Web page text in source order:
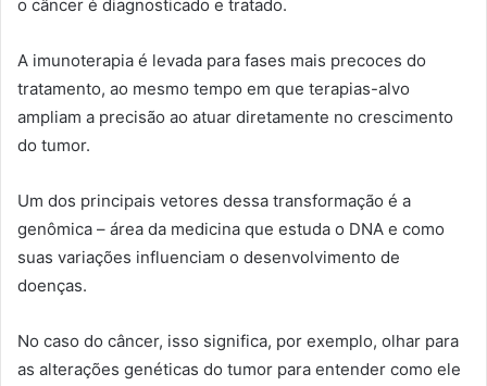
o câncer é diagnosticado e tratado.
A imunoterapia é levada para fases mais precoces do
tratamento, ao mesmo tempo em que terapias-alvo
ampliam a precisão ao atuar diretamente no crescimento
do tumor.
Um dos principais vetores dessa transformação é a
genômica – área da medicina que estuda o DNA e como
suas variações influenciam o desenvolvimento de
doenças.
No caso do câncer, isso significa, por exemplo, olhar para
as alterações genéticas do tumor para entender como ele